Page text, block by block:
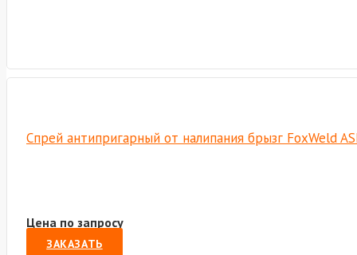
Спрей антипригарный от налипания брызг FoxWeld
Цена по запросу
ЗАКАЗАТЬ